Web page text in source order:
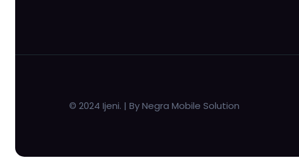
© 2024 Ijeni. | By Negra Mobile Solution